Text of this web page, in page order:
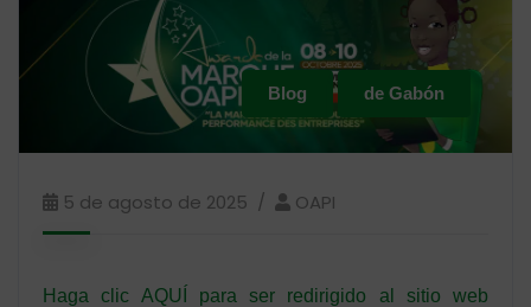
Blog de Gabón
5 de agosto de 2025 OAPI
Haga clic AQUÍ para ser redirigido al sitio web